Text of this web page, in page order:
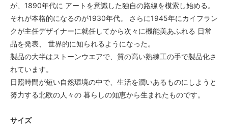
が、1890年代に アートを意識した独自の路線を模索し始める。
それが本格的になるのが1930年代。 さらに1945年にカイフラン
クが主任デザイナーに就任してから次々に機能美あふれる 日常
品を発表、 世界的に知られるようになった。
製品の大半はストーンウエアで、質の高い熟練工の手で製品化さ
れています。
日照時間が短い自然環境の中で、生活を潤いあるものにしようと
努力する北欧の人々の 暮らしの知恵から生まれたものです。
サイズ